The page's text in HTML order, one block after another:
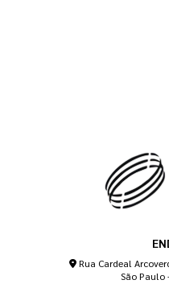
Rua Cardeal
São Paulo